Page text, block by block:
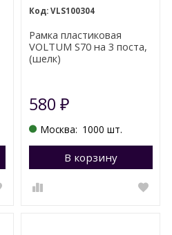
Перейти в корзину
VLS100304
Рамка пластиковая
VOLTUM S70 на 3 поста,
(шелк)
580 ₽
Москва: 1000 шт.
В корзину